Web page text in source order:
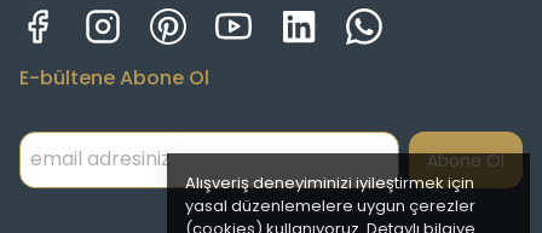
Alışveriş deneyiminizi iyileştirmek için
yasal düzenlemelere uygun çerezler
E-bültene Abone Ol
Abone Ol